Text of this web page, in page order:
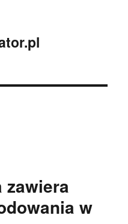
zawiera
w